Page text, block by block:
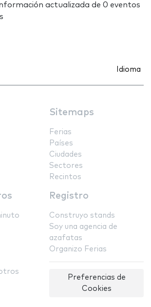
actualizada de 0 eventos
Idioma
Sitemaps
Ferias
Países
Ciudades
Sectores
Recintos
Registro
Construyo stands
Soy una agencia de
azafatas
Organizo Ferias
Preferencias de
Cookies